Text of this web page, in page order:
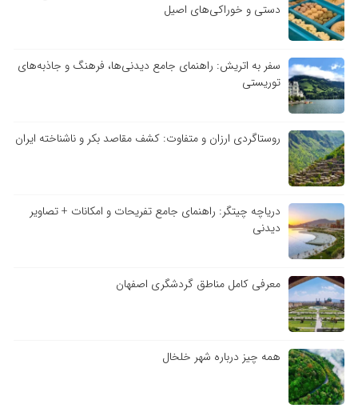
دستی و خوراکی‌های اصیل
سفر به اتریش: راهنمای جامع دیدنی‌ها، فرهنگ و جاذبه‌های
توریستی
روستاگردی ارزان و متفاوت: کشف مقاصد بکر و ناشناخته ایران
دریاچه چیتگر: راهنمای جامع تفریحات و امکانات + تصاویر
دیدنی
معرفی کامل مناطق گردشگری اصفهان
همه چیز درباره شهر خلخال